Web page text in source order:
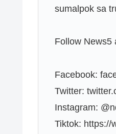
sumalpok sa
Follow News5
Facebook:
Twitter:
Instagram:
Tiktok: https://